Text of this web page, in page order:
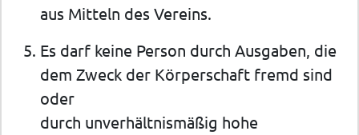
aus Mitteln des Vereins.
Es darf keine Person durch Ausgaben, die
dem Zweck der Körperschaft fremd sind
oder
durch unverhältnismäßig hohe